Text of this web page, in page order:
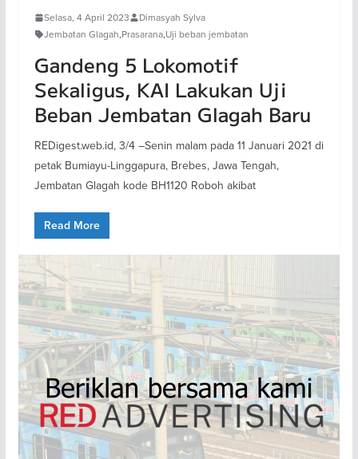
Selasa, 4 April 2023
Dimasyah Sylva
Jembatan Glagah,Prasarana,Uji beban jembatan
Gandeng 5 Lokomotif
Sekaligus, KAI Lakukan Uji
Beban Jembatan Glagah Baru
REDigest.web.id, 3/4 –Senin malam pada 11 Januari 2021 di
petak Bumiayu-Linggapura, Brebes, Jawa Tengah,
Jembatan Glagah kode BH1120 Roboh akibat
Read More